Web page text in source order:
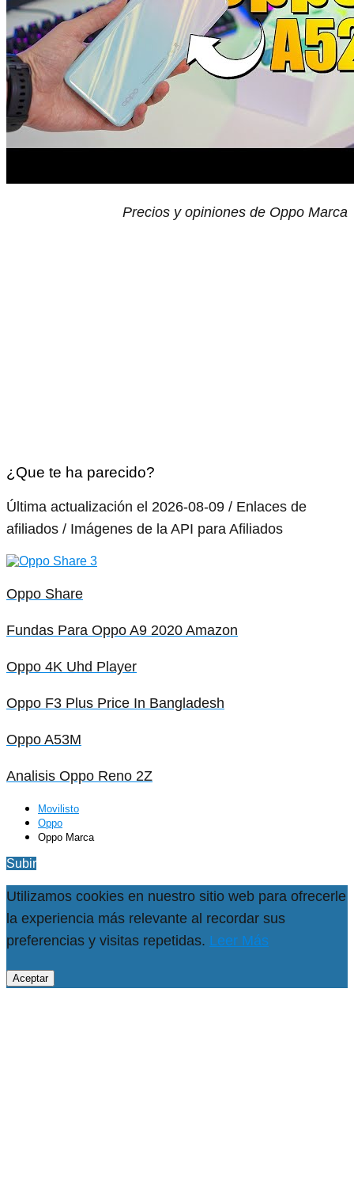
Precios y opiniones de Oppo Marca
¿Que te ha parecido?
Última actualización el 2026-08-09 / Enlaces de
afiliados / Imágenes de la API para Afiliados
Oppo Share
Fundas Para Oppo A9 2020 Amazon
Oppo 4K Uhd Player
Oppo F3 Plus Price In Bangladesh
Oppo A53M
Analisis Oppo Reno 2Z
Movilisto
Oppo
Oppo Marca
Subir
Utilizamos cookies en nuestro sitio web para ofrecerle
la experiencia más relevante al recordar sus
preferencias y visitas repetidas. Leer Más
Aceptar